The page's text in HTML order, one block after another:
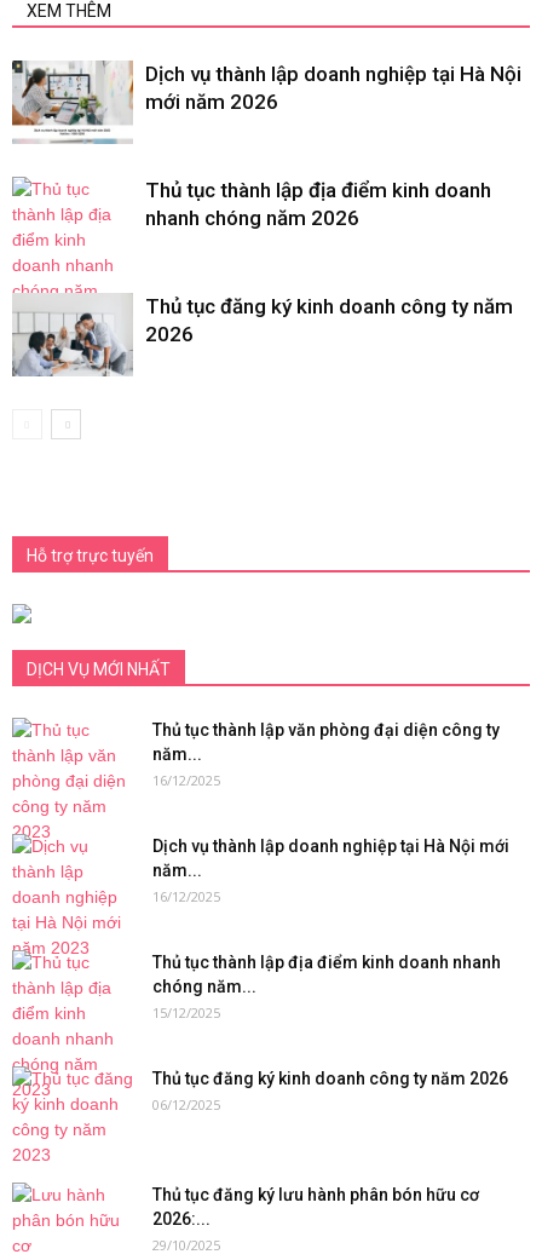
XEM THÊM
Dịch vụ thành lập doanh nghiệp tại Hà Nội
mới năm 2026
Thủ tục thành lập địa điểm kinh doanh
nhanh chóng năm 2026
Thủ tục đăng ký kinh doanh công ty năm
2026
Hỗ trợ trực tuyến
DỊCH VỤ MỚI NHẤT
Thủ tục thành lập văn phòng đại diện công ty
năm...
16/12/2025
Dịch vụ thành lập doanh nghiệp tại Hà Nội mới
năm...
16/12/2025
Thủ tục thành lập địa điểm kinh doanh nhanh
chóng năm...
15/12/2025
Thủ tục đăng ký kinh doanh công ty năm 2026
06/12/2025
Thủ tục đăng ký lưu hành phân bón hữu cơ
2026:...
29/10/2025